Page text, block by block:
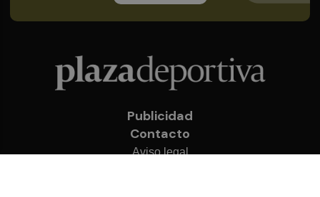
Publicidad
Contacto
Aviso legal